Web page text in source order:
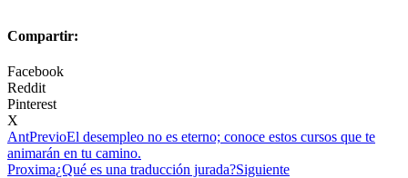
Compartir:
Facebook
Reddit
Pinterest
X
AntPrevioEl desempleo no es eterno; conoce estos cursos que te
animarán en tu camino.
Proxima¿Qué es una traducción jurada?Siguiente